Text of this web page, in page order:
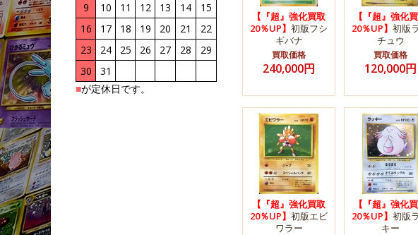
【『超』強化買取
20％UP】 初版フシ
ギバナ
買取価格
240,000円
【『超』強化
20％UP】 初版
チュウ
買取価格
120,000円
【『超』強化買取
20％UP】 初版エビ
ワラー
【『超』強化
20％UP】 初版
キー
9
10 11 12 13 14
15
16
17 18 19 20 21
22
23
24 25 26 27 28
29
30
31
■が定休日です。